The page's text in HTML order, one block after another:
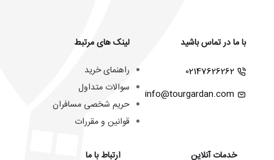
با ما در تماس باشید
02147626262
info@tourgardan.com
خدمات آنلاین
لینک های مرتبط
راهنمای خرید
سوالات متداول
حریم شخصی مسافران
قوانین و مقررات
ارتباط با ما